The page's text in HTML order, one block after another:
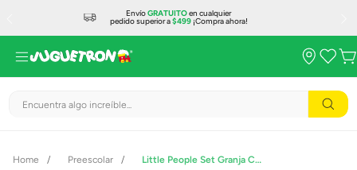
EnvíoGRATUITOen cualquier
pedido superior a$499¡Compra ahora!
Encuentra algo increíble...
Preescolar Little People Set Granja Cuidado de Animales